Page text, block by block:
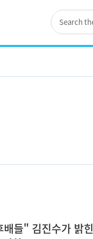
들" 김진수가 밝힌